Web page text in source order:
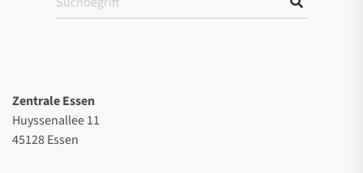
Zentrale Essen
Huyssenallee 11
45128 Essen